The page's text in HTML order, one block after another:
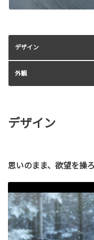
デザイン
外観
デザイン
思いのまま、欲望を操ろ